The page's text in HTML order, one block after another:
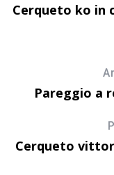
Cerqueto ko in
Pareggio a
Cerqueto